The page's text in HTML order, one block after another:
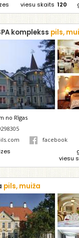
viesu skaits 120
komplekss pils,
no Rīgas
facebook
viesu
pils, muiža